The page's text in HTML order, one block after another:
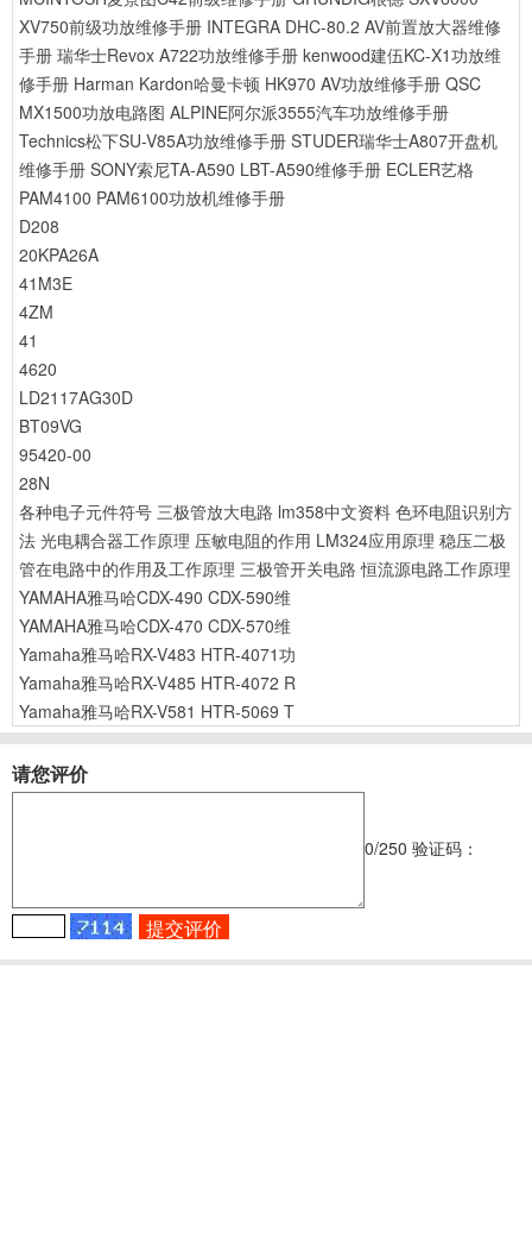
XV750前级功放维修手册 INTEGRA DHC-80.2 AV前置放大器维修
手册 瑞华士Revox A722功放维修手册 kenwood建伍KC-X1功放维
修手册 Harman Kardon哈曼卡顿 HK970 AV功放维修手册 QSC
MX1500功放电路图 ALPINE阿尔派3555汽车功放维修手册
Technics松下SU-V85A功放维修手册 STUDER瑞华士A807开盘机
维修手册 SONY索尼TA-A590 LBT-A590维修手册 ECLER艺格
PAM4100 PAM6100功放机维修手册
D208
20KPA26A
41M3E
4ZM
41
4620
LD2117AG30D
BT09VG
95420-00
28N
各种电子元件符号 三极管放大电路 lm358中文资料 色环电阻识别方
法 光电耦合器工作原理 压敏电阻的作用 LM324应用原理 稳压二极
管在电路中的作用及工作原理 三极管开关电路 恒流源电路工作原理
YAMAHA雅马哈CDX-490 CDX-590维
YAMAHA雅马哈CDX-470 CDX-570维
Yamaha雅马哈RX-V483 HTR-4071功
Yamaha雅马哈RX-V485 HTR-4072 R
Yamaha雅马哈RX-V581 HTR-5069 T
请您评价
0/250 验证码：